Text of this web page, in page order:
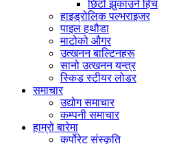
छिटो झुकाउने हिच
हाइड्रोलिक पल्भराइजर
पाइल हथौडा
माटोको औगर
उत्खनन बाल्टिनहरू
सानो उत्खनन यन्त्र
स्किड स्टीयर लोडर
समाचार
उद्योग समाचार
कम्पनी समाचार
हाम्रो बारेमा
कर्पोरेट संस्कृति